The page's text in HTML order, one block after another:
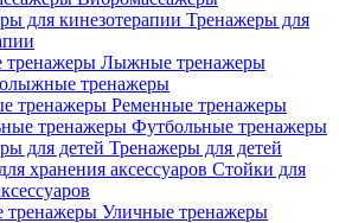
Тренажеры для
Лыжные тренажеры
тренажеры
Ременные тренажеры
Футбольные тренажеры
Тренажеры для детей
Стойки для
Уличные тренажеры